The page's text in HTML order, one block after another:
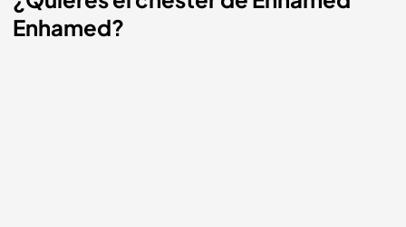
Enhamed?